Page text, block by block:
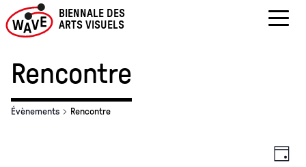
Skip
content
BIENNALE DES
ARTS VISUELS
Rencontre
Évènements Rencontre
Jour